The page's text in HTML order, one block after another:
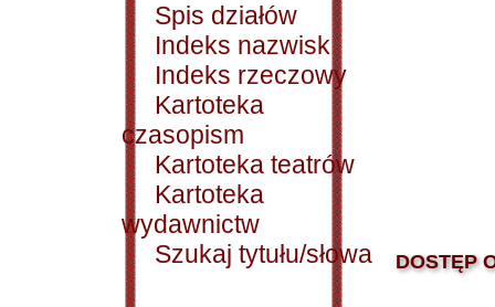
Spis działów
Indeks nazwisk
Indeks rzeczowy
Kartoteka
czasopism
Kartoteka teatrów
Kartoteka
wydawnictw
Szukaj tytułu/słowa
DOSTĘP